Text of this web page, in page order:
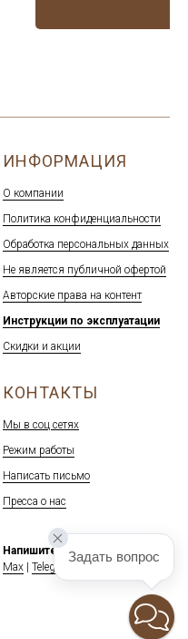
ИНФОРМАЦИЯ
О компании
Политика конфиденциальности
Обработка персональных данных
Не является публичной офертой
Авторские права на контент
Инструкции по эксплуатации
Скидки и акции
КОНТАКТЫ
Мы в соц сетях
Режим работы
Написать письмо
Пресса о нас
Напишите нам:
Max | Telegram
Задать вопрос